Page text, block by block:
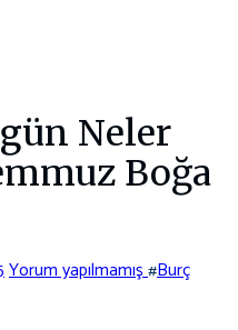
Neler
Boğa
Yorum yapılmamış#Burç